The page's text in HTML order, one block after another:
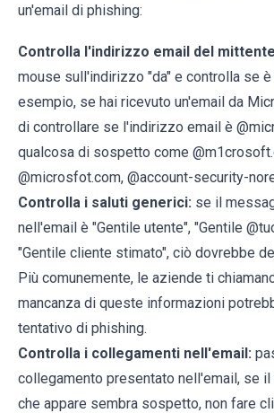
un'email di phishing:
Controlla l'indirizzo email del
mouse sull'indirizzo "da" e controlla se
esempio, se hai ricevuto un'email da
di controllare se l'indirizzo email è
qualcosa di sospetto come
@microsfot.com, @account-security-
Controlla i saluti generici: se il
nell'email è "Gentile utente", "Gentile
"Gentile cliente stimato", ciò dovrebbe
Più comunemente, le aziende ti
mancanza di queste informazioni
tentativo di phishing.
Controlla i collegamenti nell'email:
collegamento presentato nell'email, se
che appare sembra sospetto, non fare